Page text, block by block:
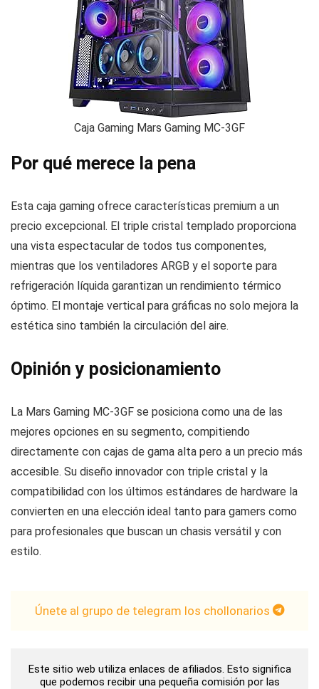
Caja Gaming Mars Gaming MC-3GF
Por qué merece la pena
Esta caja gaming ofrece características premium a un
precio excepcional. El triple cristal templado proporciona
una vista espectacular de todos tus componentes,
mientras que los ventiladores ARGB y el soporte para
refrigeración líquida garantizan un rendimiento térmico
óptimo. El montaje vertical para gráficas no solo mejora la
estética sino también la circulación del aire.
Opinión y posicionamiento
La Mars Gaming MC-3GF se posiciona como una de las
mejores opciones en su segmento, compitiendo
directamente con cajas de gama alta pero a un precio más
accesible. Su diseño innovador con triple cristal y la
compatibilidad con los últimos estándares de hardware la
convierten en una elección ideal tanto para gamers como
para profesionales que buscan un chasis versátil y con
estilo.
Únete al grupo de telegram los chollonarios
Este sitio web utiliza enlaces de afiliados. Esto significa
que podemos recibir una pequeña comisión por las